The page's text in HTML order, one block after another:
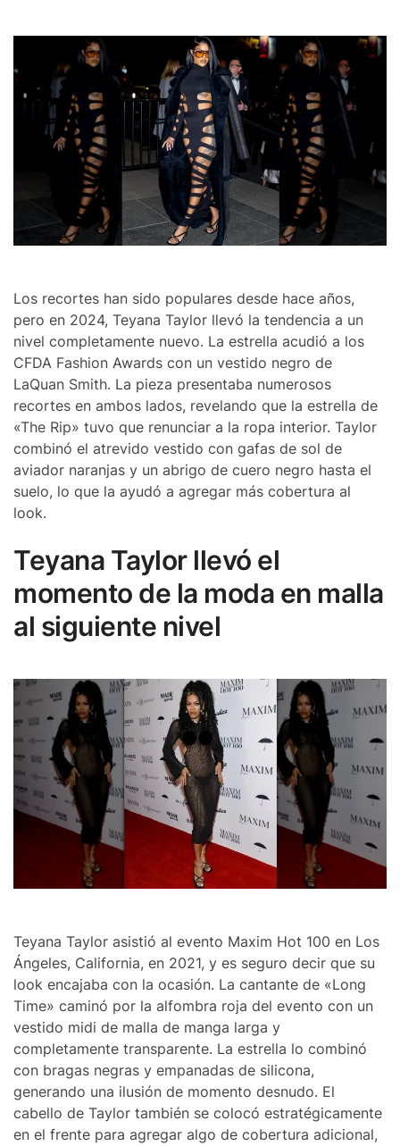
Los recortes han sido populares desde hace años,
pero en 2024, Teyana Taylor llevó la tendencia a un
nivel completamente nuevo. La estrella acudió a los
CFDA Fashion Awards con un vestido negro de
LaQuan Smith. La pieza presentaba numerosos
recortes en ambos lados, revelando que la estrella de
«The Rip» tuvo que renunciar a la ropa interior. Taylor
combinó el atrevido vestido con gafas de sol de
aviador naranjas y un abrigo de cuero negro hasta el
suelo, lo que la ayudó a agregar más cobertura al
look.
Teyana Taylor llevó el
momento de la moda en malla
al siguiente nivel
Teyana Taylor asistió al evento Maxim Hot 100 en Los
Ángeles, California, en 2021, y es seguro decir que su
look encajaba con la ocasión. La cantante de «Long
Time» caminó por la alfombra roja del evento con un
vestido midi de malla de manga larga y
completamente transparente. La estrella lo combinó
con bragas negras y empanadas de silicona,
generando una ilusión de momento desnudo. El
cabello de Taylor también se colocó estratégicamente
en el frente para agregar algo de cobertura adicional,